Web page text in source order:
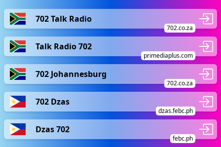
702 Talk Radio
702.co.za
Talk Radio 702
primediaplus.com
702 Johannesburg
702.co.za
702 Dzas
dzas.febc.ph
Dzas 702
febc.ph